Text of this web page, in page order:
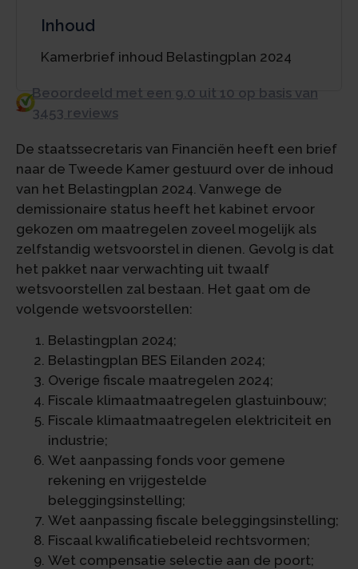
Inhoud
Kamerbrief inhoud Belastingplan 2024
Beoordeeld met een 9.0 uit 10 op basis van
3453 reviews
De staatssecretaris van Financiën heeft een brief
naar de Tweede Kamer gestuurd over de inhoud
van het Belastingplan 2024. Vanwege de
demissionaire status heeft het kabinet ervoor
gekozen om maatregelen zoveel mogelijk als
zelfstandig wetsvoorstel in dienen. Gevolg is dat
het pakket naar verwachting uit twaalf
wetsvoorstellen zal bestaan. Het gaat om de
volgende wetsvoorstellen:
Belastingplan 2024;
Belastingplan BES Eilanden 2024;
Overige fiscale maatregelen 2024;
Fiscale klimaatmaatregelen glastuinbouw;
Fiscale klimaatmaatregelen elektriciteit en
industrie;
Wet aanpassing fonds voor gemene
rekening en vrijgestelde
beleggingsinstelling;
Wet aanpassing fiscale beleggingsinstelling;
Fiscaal kwalificatiebeleid rechtsvormen;
Wet compensatie selectie aan de poort;